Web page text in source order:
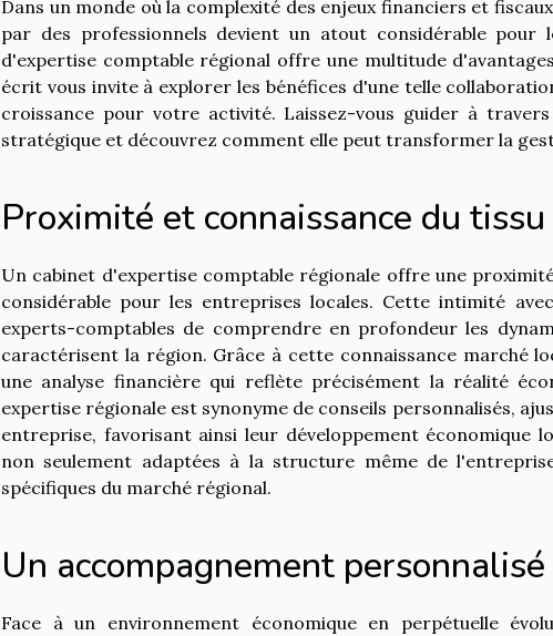
Dans un monde où la complexité des enjeux financiers et
par des professionnels devient un atout considérable
d'expertise comptable régional offre une multitude
écrit vous invite à explorer les bénéfices d'une telle
croissance pour votre activité. Laissez-vous guider à
stratégique et découvrez comment elle peut transformer la
Proximité et connaissance du
Un cabinet d'expertise comptable régionale offre une
considérable pour les entreprises locales. Cette intimité
experts-comptables de comprendre en profondeur les
caractérisent la région. Grâce à cette connaissance marché
une analyse financière qui reflète précisément la réalité
expertise régionale est synonyme de conseils personnalisés,
entreprise, favorisant ainsi leur développement économique
non seulement adaptées à la structure même de
spécifiques du marché régional.
Un accompagnement
Face à un environnement économique en perpétuelle